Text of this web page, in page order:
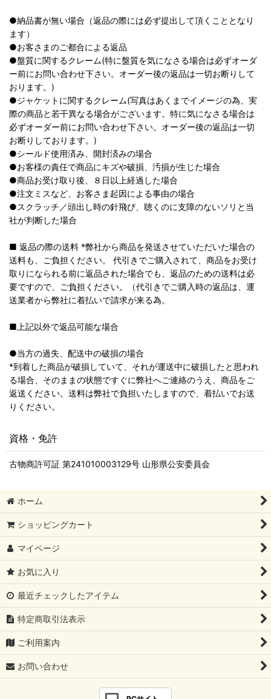
●納品書が無い場合（返品の際には必ず提出して頂くこととなり
ます）
●お客さまのご都合による返品
●盤質に関するクレーム(特に盤質を気になさる場合は必ずオーダ
ー前にお問い合わせ下さい。オーダー後の返品は一切お断りして
おります。)
●ジャケットに関するクレーム(写真はあくまでイメージの為、実
際の商品と若干異なる場合がございます。特に気になさる場合は
必ずオーダー前にお問い合わせ下さい。オーダー後の返品は一切
お断りしております。)
●シールド使用済み、開封済みの場合
●お客様の責任で商品にキズや破損、汚損が生じた場合
●商品お受け取り後、８日以上経過した場合
●注文ミスなど、お客さま起因による事由の場合
●スクラッチ／頭出し時の針飛び、聴くのに支障のないソリと当
社が判断した場合
■ 返品の際の送料 *弊社から商品を発送させていただいた場合の
送料も、ご負担ください。 代引きでご購入されて、商品をお受け
取りになられる前に返品された場合でも、返品のための送料は必
要ですので、ご負担ください。（代引きでご購入時の返品は、運
送業者から弊社に着払いで請求が来る為。
■上記以外で返品可能な場合
●当方の過失、配送中の破損の場合
*到着した商品が破損していて、それが運送中に破損したと思われ
る場合、そのままの状態ですぐに弊社へご連絡のうえ、商品をご
返送ください。送料は弊社で負担いたしますので、着払いでお送
りください。
資格・免許
古物商許可証 第241010003129号 山形県公安委員会
ホーム
ショッピングカート
マイページ
お気に入り
最近チェックしたアイテム
特定商取引法表示
ご利用案内
お問い合わせ